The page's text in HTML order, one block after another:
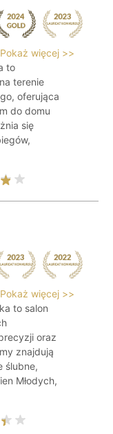
Pokaż więcej >>
to
terenie
oferująca
do domu
się
Pokaż więcej >>
to salon
oraz
znajdują
ślubne,
Młodych,